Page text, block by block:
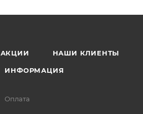
АКЦИИ НАШИ КЛИЕНТЫ
ИНФОРМАЦИЯ
Оплата